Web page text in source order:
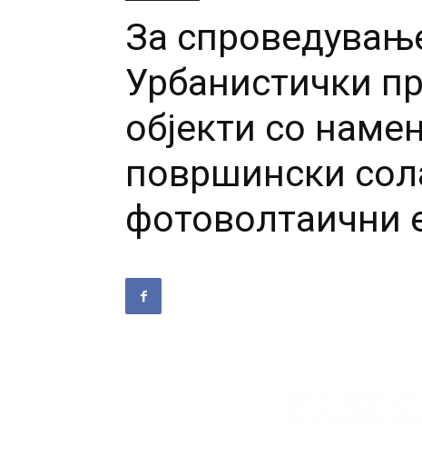
За
Урбанистички
објекти со
површински
фотоволтаични